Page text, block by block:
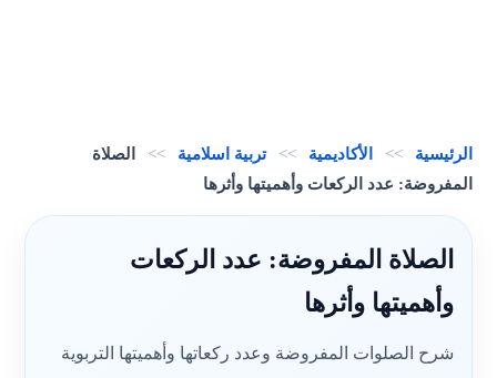
الرئيسية >> الأكاديمية >> تربية اسلامية >>
الصلاة
المفروضة: عدد الركعات وأهميتها وأثرها
الصلاة المفروضة: عدد الركعات
وأهميتها وأثرها
شرح الصلوات المفروضة وعدد ركعاتها وأهميتها التربوية